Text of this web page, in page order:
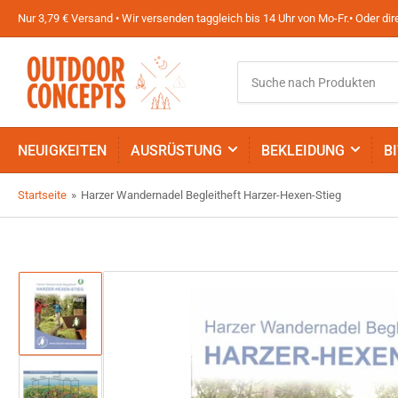
Nur 3,79 € Versand • Wir versenden taggleich bis 14 Uhr von Mo-Fr.• Oder
nach
Produkten
NEUIGKEITEN AUSRÜSTUNG BEKLEIDUNG
Startseite » Harzer Wandernadel Begleitheft Harzer-Hexen-Stieg
Bild
in
Galerieansicht
1
laden